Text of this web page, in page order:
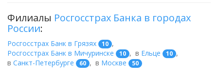
Филиалы Росгосстрах Банка в городах
России:
Росгосстрах Банк в Грязях 10 ,
Росгосстрах Банк в Мичуринске
10 , в Ельце 10 ,
в Санкт-Петербурге 60 , в Москве 50